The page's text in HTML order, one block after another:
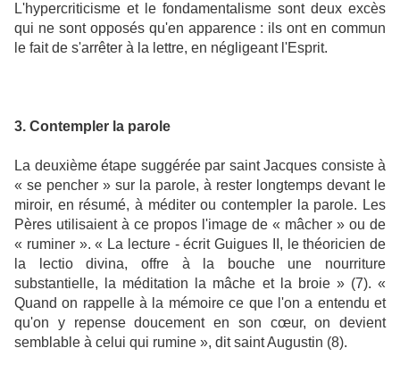
L'hypercriticisme et le fondamentalisme sont deux excès
qui ne sont opposés qu'en apparence : ils ont en commun
le fait de s'arrêter à la lettre, en négligeant l'Esprit.
3. Contempler la parole
La deuxième étape suggérée par saint Jacques consiste à
« se pencher » sur la parole, à rester longtemps devant le
miroir, en résumé, à méditer ou contempler la parole. Les
Pères utilisaient à ce propos l'image de « mâcher » ou de
« ruminer ». « La lecture - écrit Guigues II, le théoricien de
la lectio divina, offre à la bouche une nourriture
substantielle, la méditation la mâche et la broie » (7). «
Quand on rappelle à la mémoire ce que l'on a entendu et
qu'on y repense doucement en son cœur, on devient
semblable à celui qui rumine », dit saint Augustin (8).